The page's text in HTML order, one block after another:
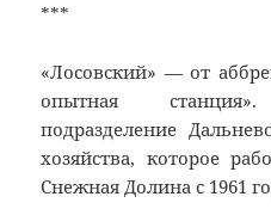
***
«Лосовский» — от
опытная
подразделение
хозяйства, которое
Снежная Долина с 1961